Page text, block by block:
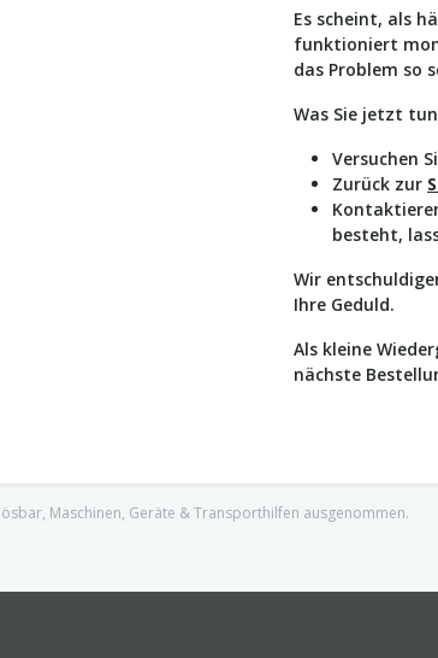
Es scheint, als
funktioniert
das Problem so
Was Sie jetzt
Versuchen
Zurück zur
besteht,
Wir
Ihre Geduld.
Als kleine
nächste
Maschinen, Geräte & Transporthilfen ausgenommen.